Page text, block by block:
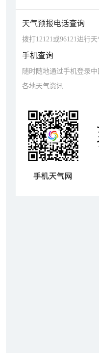
天气预报电话查询
拨打12121或96121进行
手机查询
随时随地通过手机登录
各地天气资讯